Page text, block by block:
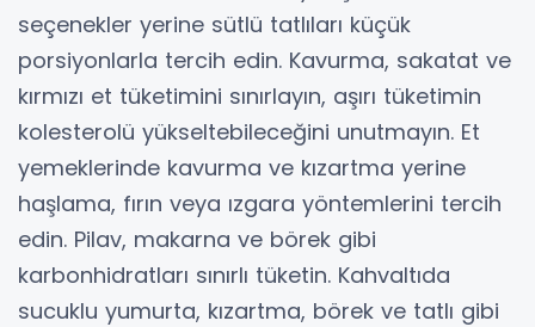
seçenekler yerine sütlü tatlıları küçük
porsiyonlarla tercih edin. Kavurma, sakatat ve
kırmızı et tüketimini sınırlayın, aşırı tüketimin
kolesterolü yükseltebileceğini unutmayın. Et
yemeklerinde kavurma ve kızartma yerine
haşlama, fırın veya ızgara yöntemlerini tercih
edin. Pilav, makarna ve börek gibi
karbonhidratları sınırlı tüketin. Kahvaltıda
sucuklu yumurta, kızartma, börek ve tatlı gibi